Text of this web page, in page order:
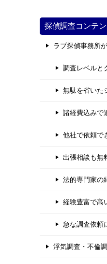
探偵調査コンテ
ラブ探偵事務所
調査レベルと
無駄を省いた
諸経費込みで
他社で依頼で
出張相談も無
法的専門家の
経験豊富で高
急な調査依頼
浮気調査・不倫